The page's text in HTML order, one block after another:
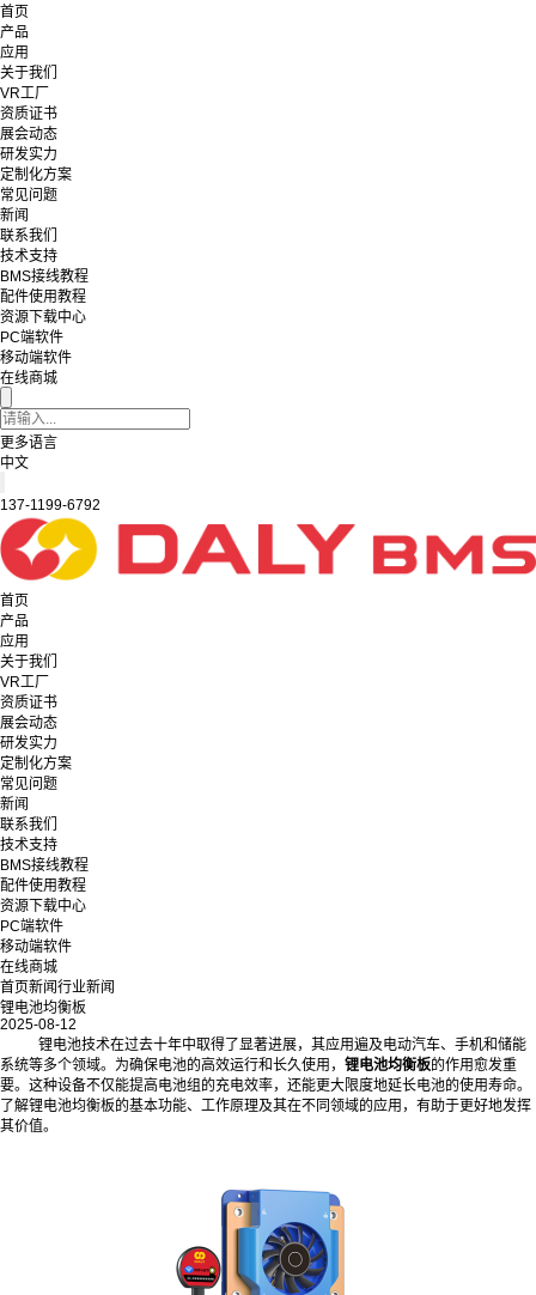
首页
产品
应用
关于我们
VR工厂
资质证书
展会动态
研发实力
定制化方案
常见问题
新闻
联系我们
技术支持
BMS接线教程
配件使用教程
资源下载中心
PC端软件
移动端软件
在线商城
更多语言
中文
137-1199-6792
首页
产品
应用
关于我们
VR工厂
资质证书
展会动态
研发实力
定制化方案
常见问题
新闻
联系我们
技术支持
BMS接线教程
配件使用教程
资源下载中心
PC端软件
移动端软件
在线商城
首页新闻行业新闻
锂电池均衡板
2025-08-12
锂电池技术在过去十年中取得了显著进展，其应用遍及电动汽车、手机和储能
系统等多个领域。为确保电池的高效运行和长久使用， 锂电池均衡板的作用愈发重
要。这种设备不仅能提高电池组的充电效率，还能更大限度地延长电池的使用寿命。
了解锂电池均衡板的基本功能、工作原理及其在不同领域的应用，有助于更好地发挥
其价值。